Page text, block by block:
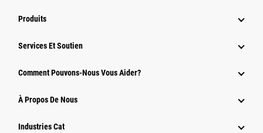
Produits
Services Et Soutien
Comment Pouvons-Nous Vous Aider?
À Propos De Nous
Industries Cat